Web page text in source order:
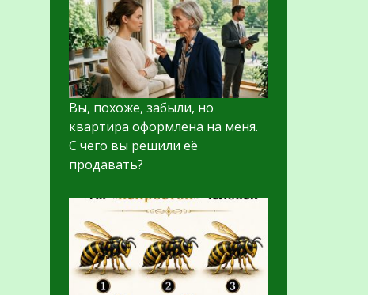
Вы, похоже, забыли, но
квартира оформлена на меня.
С чего вы решили её
продавать?